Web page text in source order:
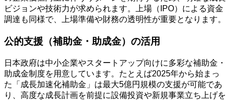
ビジョンや技術力が求められます。上場（IPO）による資金
調達も同様で、上場準備や財務の透明性が重要となります。
公的支援（補助金・助成金）の活用
日本政府は中小企業やスタートアップ向けに多彩な補助金・
助成金制度を用意しています。たとえば2025年から始まっ
た「成長加速化補助金」は最大5億円規模の支援が可能であ
り、高度な成長計画を前提に設備投資や新規事業立ち上げを